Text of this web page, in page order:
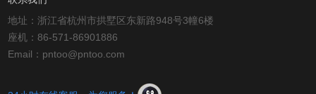
地址：浙江省杭州市拱墅区东新路948号3幢6楼
座机：86-571-86901886
Email：pntoo@pntoo.com